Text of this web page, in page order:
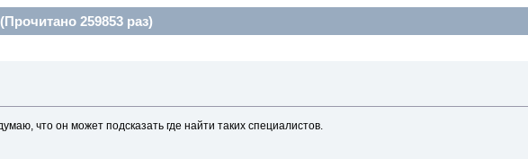
259853 раз)
что он может подсказать где найти таких специалистов.